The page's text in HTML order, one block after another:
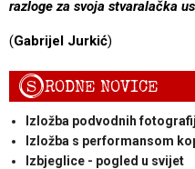
razloge za svoja stvaralačka
(Gabrijel Jurkić)
SRODNE NOVICE
Izložba podvodnih
Izložba s performansom
Izbjeglice - pogled u svijet